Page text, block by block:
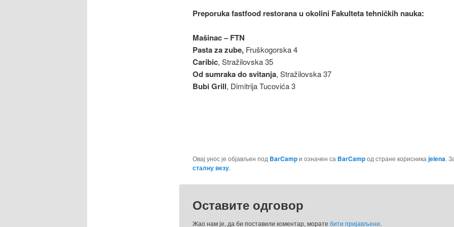
Preporuka fastfood restorana u okolini Fakulteta tehničkih nauka:
Mašinac – FTN
Pasta za zube, Fruškogorska 4
Caribic, Stražilovska 35
Od sumraka do svitanja, Stražilovska 37
Bubi Grill, Dimitrija Tucovića 3
Овај унос је објављен под BarCampи означен са BarCampод стране корисника jelena.
сталну везу.
Оставите одговор
Жао нам је, да би поставили коментар, морате бити пријављени.